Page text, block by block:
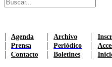
Agenda Archivo
Prensa
Periódico
Contacto
Boletines